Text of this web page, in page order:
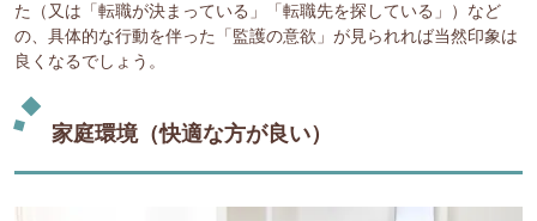
た（又は「転職が決まっている」「転職先を探している」）など
の、具体的な行動を伴った「監護の意欲」が見られれば当然印象は
良くなるでしょう。
家庭環境（快適な方が良い）